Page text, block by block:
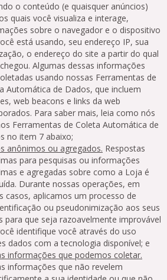
o conteúdo (e quaisquer anúncios)
quais você visualiza e interage,
sobre o navegador e o dispositivo
está usando, seu endereço IP, sua
o endereço do site a partir do qual
Algumas dessas informações
usando nossas Ferramentas de
Automática de Dados, que incluem
web beacons e links da web
Para saber mais, leia como nós
Ferramentas de Coleta Automática de
no item 7 abaixo;
anônimos ou agregados. Respostas
para pesquisas ou informações
e agregadas sobre como a Loja é
Durante nossas operações, em
casos, aplicamos um processo de
ou pseudonimização aos seus
para que seja razoavelmente improvável
identifique você através do uso
dados com a tecnologia disponível; e
informações que podemos coletar.
informações que não revelem